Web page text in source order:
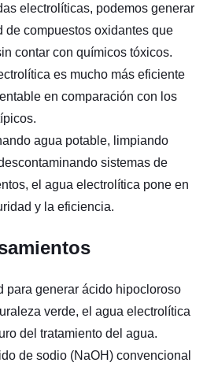
electrolíticas, podemos generar
de compuestos oxidantes que
contar con químicos tóxicos.
es mucho más eficiente
en comparación con los
agua potable, limpiando
sistemas de
el agua electrolítica pone en
y la eficiencia.
para generar ácido hipocloroso
verde, el agua electrolítica
del tratamiento del agua.
de sodio (NaOH) convencional